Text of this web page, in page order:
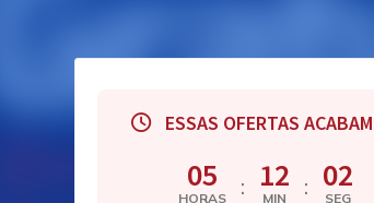
ESSAS OFERTAS
05
HORAS : 12
MIN : 01
SEG